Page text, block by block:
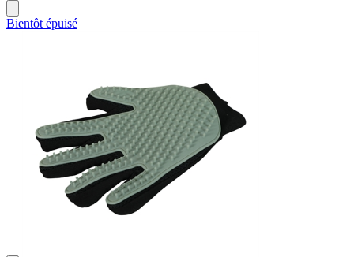
Bientôt épuisé